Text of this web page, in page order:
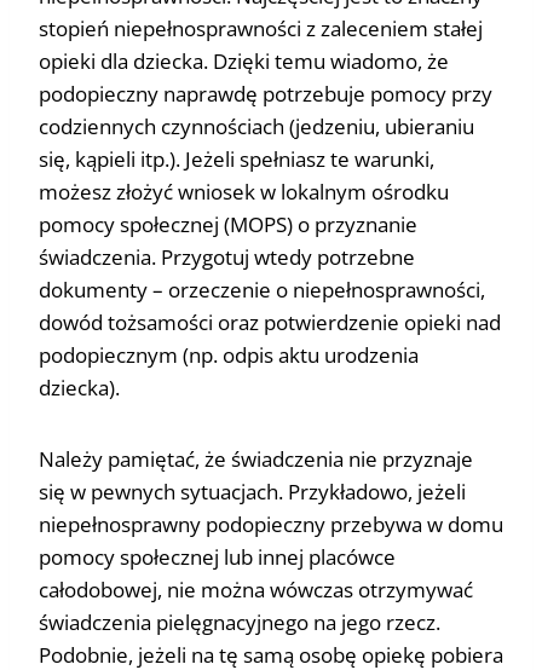
stopień niepełnosprawności z zaleceniem stałej
opieki dla dziecka. Dzięki temu wiadomo, że
podopieczny naprawdę potrzebuje pomocy przy
codziennych czynnościach (jedzeniu, ubieraniu
się, kąpieli itp.). Jeżeli spełniasz te warunki,
możesz złożyć wniosek w lokalnym ośrodku
pomocy społecznej (MOPS) o przyznanie
świadczenia. Przygotuj wtedy potrzebne
dokumenty – orzeczenie o niepełnosprawności,
dowód tożsamości oraz potwierdzenie opieki nad
podopiecznym (np. odpis aktu urodzenia
dziecka).
Należy pamiętać, że świadczenia nie przyznaje
się w pewnych sytuacjach. Przykładowo, jeżeli
niepełnosprawny podopieczny przebywa w domu
pomocy społecznej lub innej placówce
całodobowej, nie można wówczas otrzymywać
świadczenia pielęgnacyjnego na jego rzecz.
Podobnie, jeżeli na tę samą osobę opiekę pobiera